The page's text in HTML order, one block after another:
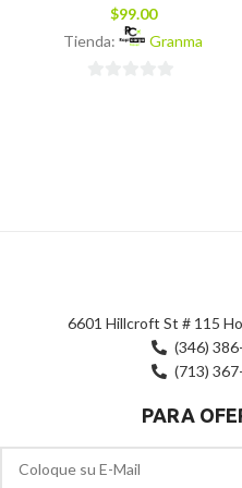
$99.00
Tienda:
Granma
6601 Hillcroft St # 115
(346)
(713)
PARA